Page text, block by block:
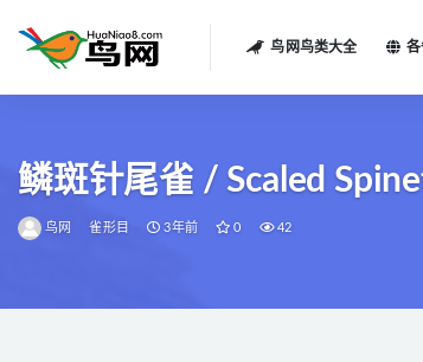
鸟网鸟类大全 各
鳞斑针尾雀 / Scaled
鸟网 雀形目 3年前 0 42